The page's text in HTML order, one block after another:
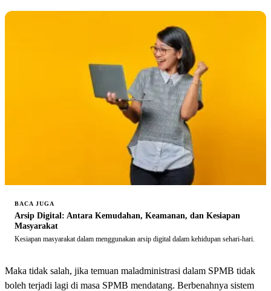
BACA JUGA
Arsip Digital: Antara Kemudahan, Keamanan, dan Kesiapan
Masyarakat
Kesiapan masyarakat dalam menggunakan arsip digital dalam kehidupan sehari-hari.
Maka tidak salah, jika temuan maladministrasi dalam SPMB tidak
boleh terjadi lagi di masa SPMB mendatang. Berbenahnya sistem